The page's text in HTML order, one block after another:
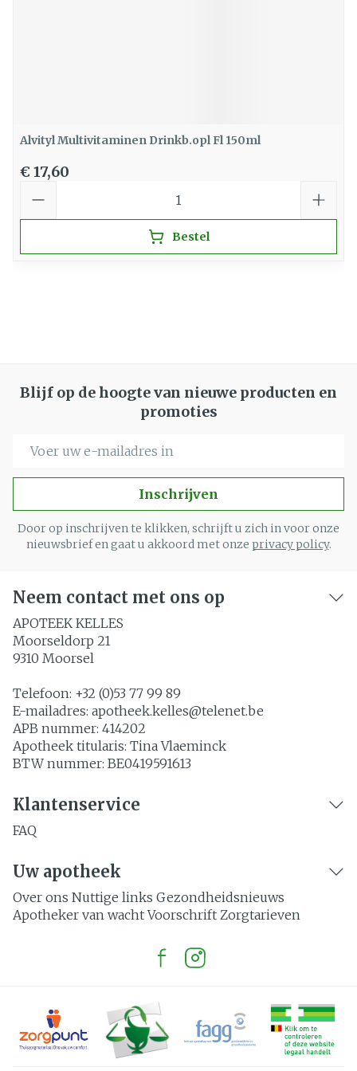
Alvityl Multivitaminen Drinkb.opl Fl 150ml
€ 17,60
Bestel
Blijf op de hoogte van nieuwe producten en
promoties
Inschrijven
Door op inschrijven te klikken, schrijft u zich in voor onze
nieuwsbrief en gaat u akkoord met onze privacy policy.
Neem contact met ons op
APOTEEK KELLES
Moorseldorp 21
9310 Moorsel
Telefoon: +32 (0)53 77 99 89
E-mailadres: apotheek.kelles@telenet.be
APB nummer: 414202
Apotheek titularis: Tina Vlaeminck
BTW nummer: BE0419591613
Klantenservice
FAQ
Uw apotheek
Over ons Nuttige links Gezondheidsnieuws
Apotheker van wacht Voorschrift Zorgtarieven